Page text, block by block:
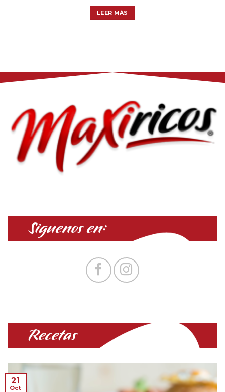
LEER MÁS
Siguenos en:
Recetas
21
Oct